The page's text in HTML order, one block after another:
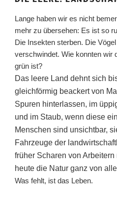
Lange haben wir es nicht
mehr zu übersehen: Es ist so
Die Insekten sterben. Die
verschwindet. Wie konnten wir
grün ist?
Das leere Land dehnt sich
gleichförmig beackert von
Spuren hinterlassen, im
und im Staub, wenn diese
Menschen sind unsichtbar,
Fahrzeuge der
früher Scharen von
heute die Natur ganz von
Was fehlt, ist das Leben.